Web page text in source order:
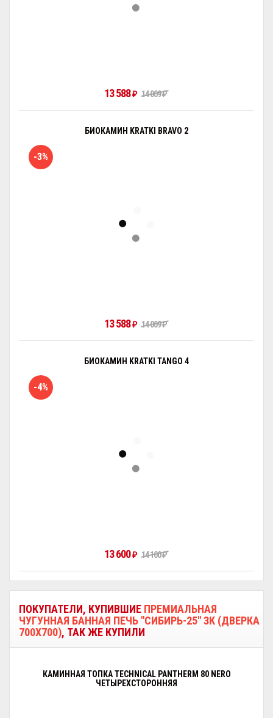
13 588₽ 14 009₽
БИОКАМИН KRATKI BRAVO 2
-3%
13 588₽ 14 009₽
БИОКАМИН KRATKI TANGO 4
-4%
13 600₽ 14 100₽
ПОКУПАТЕЛИ, КУПИВШИЕ ПРЕМИАЛЬНАЯ
ЧУГУННАЯ БАННАЯ ПЕЧЬ "СИБИРЬ-25" ЗК (ДВЕРКА
700Х700), ТАК ЖЕ КУПИЛИ
КАМИННАЯ ТОПКА TECHNICAL PANTHERM 80 NERO
ЧЕТЫРЕХСТОРОННЯЯ